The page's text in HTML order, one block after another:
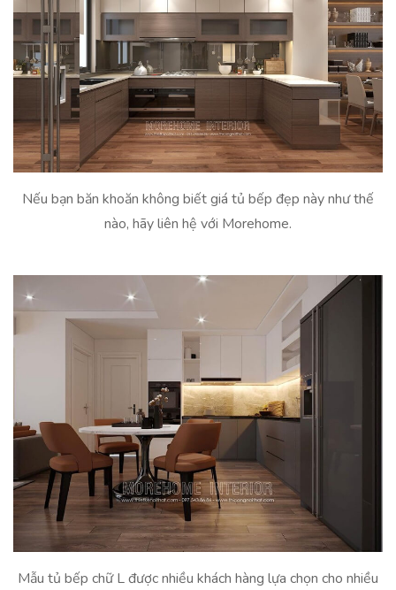
Nếu bạn băn khoăn không biết giá tủ bếp đẹp này như thế
nào, hãy liên hệ với Morehome.
Mẫu tủ bếp chữ L được nhiều khách hàng lựa chọn cho nhiều